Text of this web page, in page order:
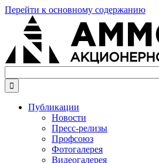
Перейти к основному содержанию

Публикации
Новости
Пресс-релизы
Профсоюз
Фотогалерея
Видеогалерея